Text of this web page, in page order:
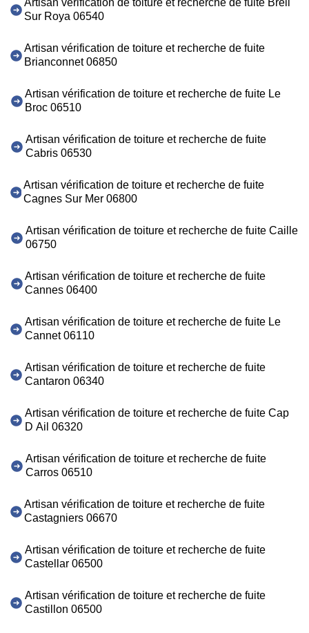
Artisan vérification de toiture et recherche de fuite Breil
Sur Roya 06540
Artisan vérification de toiture et recherche de fuite
Brianconnet 06850
Artisan vérification de toiture et recherche de fuite Le
Broc 06510
Artisan vérification de toiture et recherche de fuite
Cabris 06530
Artisan vérification de toiture et recherche de fuite
Cagnes Sur Mer 06800
Artisan vérification de toiture et recherche de fuite Caille
06750
Artisan vérification de toiture et recherche de fuite
Cannes 06400
Artisan vérification de toiture et recherche de fuite Le
Cannet 06110
Artisan vérification de toiture et recherche de fuite
Cantaron 06340
Artisan vérification de toiture et recherche de fuite Cap
D Ail 06320
Artisan vérification de toiture et recherche de fuite
Carros 06510
Artisan vérification de toiture et recherche de fuite
Castagniers 06670
Artisan vérification de toiture et recherche de fuite
Castellar 06500
Artisan vérification de toiture et recherche de fuite
Castillon 06500